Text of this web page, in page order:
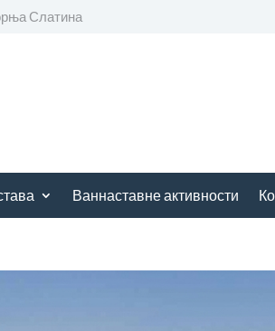
Слатина
Ваннаставне активности